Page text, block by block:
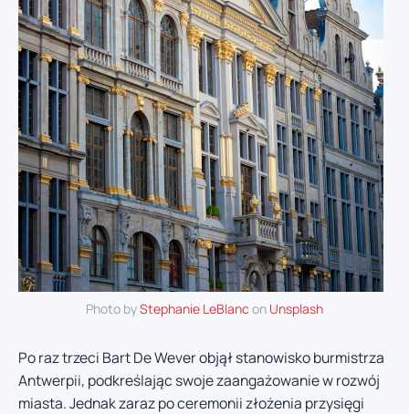
Photo byStephanie LeBlanc on Unsplash
Po raz trzeci Bart De Wever objął stanowisko burmistrza
Antwerpii, podkreślając swoje zaangażowanie w rozwój
miasta. Jednak zaraz po ceremonii złożenia przysięgi